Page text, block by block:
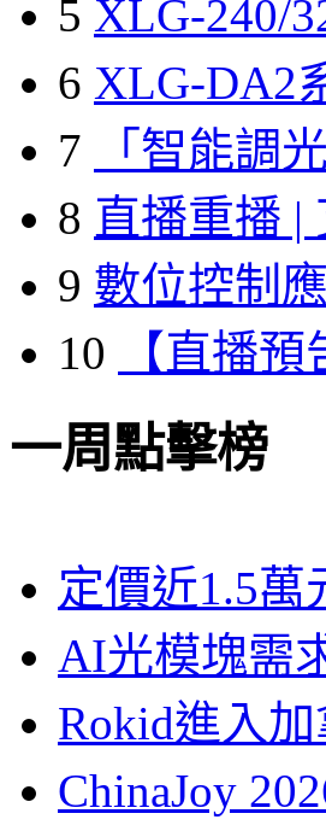
5 XLG-240/
6 XLG-DA2
7
「智能調
8 直播重播 |
9 數位控制
10
【直播
一周點擊榜
定價近1.5萬
AI光模塊需
Rokid進入
ChinaJoy